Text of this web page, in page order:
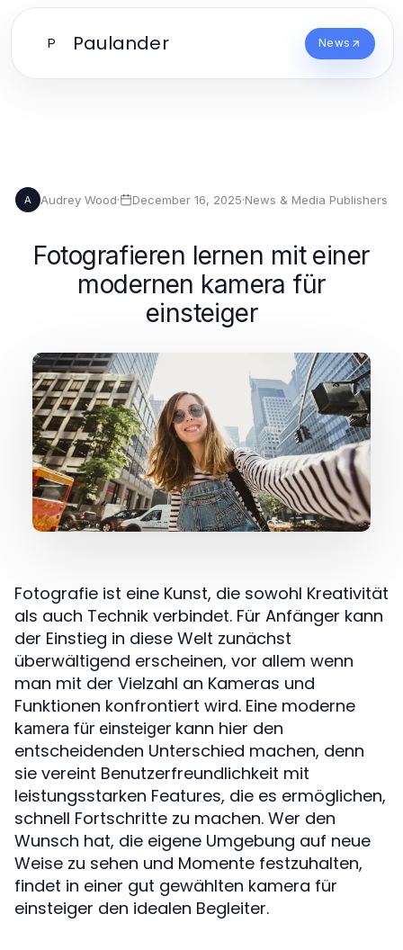
P Paulander News
A Audrey Wood· December 16, 2025·News & Media Publishers
Fotografieren lernen mit einer
modernen kamera für
einsteiger
Fotografie ist eine Kunst, die sowohl Kreativität
als auch Technik verbindet. Für Anfänger kann
der Einstieg in diese Welt zunächst
überwältigend erscheinen, vor allem wenn
man mit der Vielzahl an Kameras und
Funktionen konfrontiert wird. Eine moderne
kamera für einsteiger kann hier den
entscheidenden Unterschied machen, denn
sie vereint Benutzerfreundlichkeit mit
leistungsstarken Features, die es ermöglichen,
schnell Fortschritte zu machen. Wer den
Wunsch hat, die eigene Umgebung auf neue
Weise zu sehen und Momente festzuhalten,
findet in einer gut gewählten kamera für
einsteiger den idealen Begleiter.